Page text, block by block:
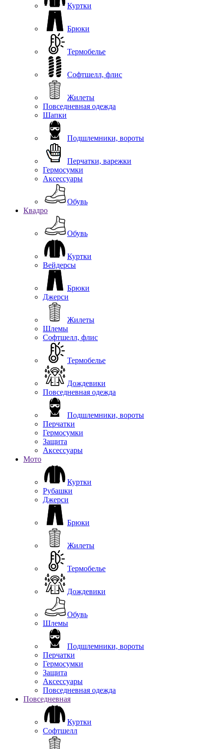
Куртки
Брюки
Термобелье
Софтшелл, флис
Жилеты
Повседневная одежда
Шапки
Подшлемники, вороты
Перчатки, варежки
Гермосумки
Аксессуары
Обувь
Квадро
Обувь
Куртки
Вейдерсы
Брюки
Джерси
Жилеты
Шлемы
Софтшелл, флис
Термобелье
Дождевики
Повседневная одежда
Подшлемники, вороты
Перчатки
Гермосумки
Защита
Аксессуары
Мото
Куртки
Рубашки
Джерси
Брюки
Жилеты
Термобелье
Дождевики
Обувь
Шлемы
Подшлемники, вороты
Перчатки
Гермосумки
Защита
Аксессуары
Повседневная одежда
Повседневная
Куртки
Софтшелл